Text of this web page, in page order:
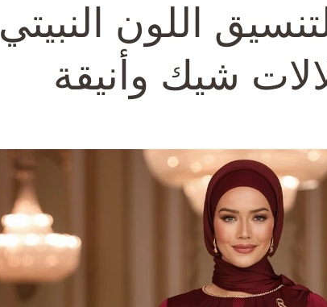
اللون النبيتي
شيك وأنيقة